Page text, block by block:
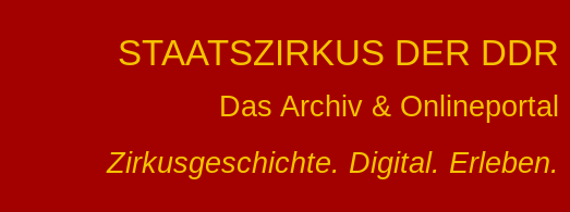
STAATSZIRKUS DER DDR
Das Archiv & Onlineportal
Zirkusgeschichte. Digital. Erleben.